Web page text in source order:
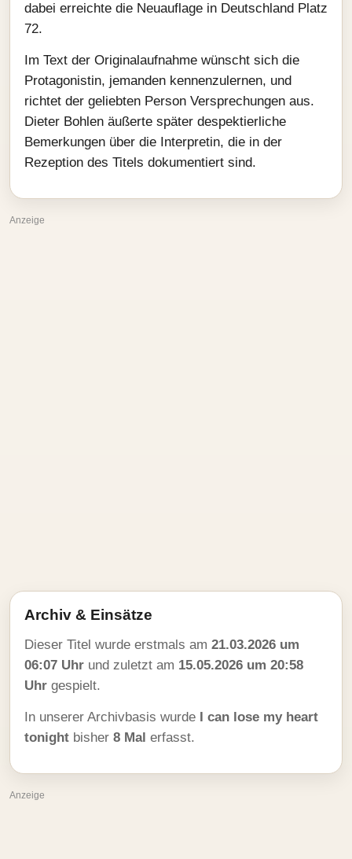
dabei erreichte die Neuauflage in Deutschland Platz
72.
Im Text der Originalaufnahme wünscht sich die
Protagonistin, jemanden kennenzulernen, und
richtet der geliebten Person Versprechungen aus.
Dieter Bohlen äußerte später despektierliche
Bemerkungen über die Interpretin, die in der
Rezeption des Titels dokumentiert sind.
Anzeige
Archiv & Einsätze
Dieser Titel wurde erstmals am 21.03.2026 um
06:07 Uhr und zuletzt am 15.05.2026 um 20:58
Uhr gespielt.
In unserer Archivbasis wurde I can lose my heart
tonight bisher 8 Mal erfasst.
Anzeige